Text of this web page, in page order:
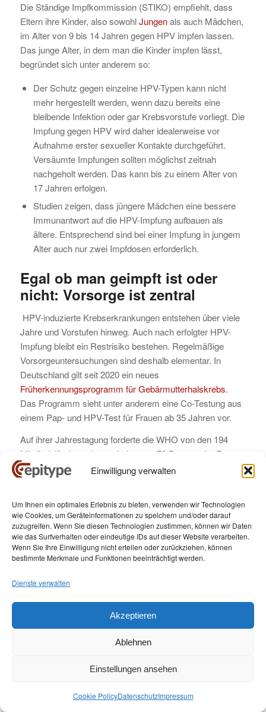
Einwilligung verwalten
Um Ihnen ein optimales Erlebnis zu bieten, verwenden wir Technologien
wie Cookies, um Geräteinformationen zu speichern und/oder darauf
zuzugreifen. Wenn Sie diesen Technologien zustimmen, können wir Daten
wie das Surfverhalten oder eindeutige IDs auf dieser Website verarbeiten.
Wenn Sie Ihre Einwilligung nicht erteilen oder zurückziehen, können
bestimmte Merkmale und Funktionen beeinträchtigt werden.
Dienste verwalten
Akzeptieren
Ablehnen
Einstellungen ansehen
Cookie PolicyDatenschutzImpressum
Die Ständige Impfkommission (STIKO) empfiehlt, dass
Eltern ihre Kinder, also sowohlJungenals auch Mädchen,
im Alter von 9 bis 14 Jahren gegen HPV impfen lassen.
Das junge Alter, in dem man die Kinder impfen lässt,
begründet sich unter anderem so:
Der Schutz gegen einzelne HPV-Typen kann nicht
mehr hergestellt werden, wenn dazu bereits eine
bleibende Infektion oder gar Krebsvorstufe vorliegt. Die
Impfung gegen HPV wird daher idealerweise vor
Aufnahme erster sexueller Kontakte durchgeführt.
Versäumte Impfungen sollten möglichst zeitnah
nachgeholt werden. Das kann bis zu einem Alter von
17 Jahren erfolgen.
Studien zeigen, dass jüngere Mädchen eine bessere
Immunantwort auf die HPV-Impfung aufbauen als
ältere. Entsprechend sind bei einer Impfung in jungem
Alter auch nur zwei Impfdosen erforderlich.
Egal ob man geimpft ist oder
nicht: Vorsorge ist zentral
HPV-induzierte Krebserkrankungen entstehen über viele
Jahre und Vorstufen hinweg. Auch nach erfolgter HPV-
Impfung bleibt ein Restrisiko bestehen. Regelmäßige
Vorsorgeuntersuchungen sind deshalb elementar. In
Deutschland gilt seit 2020 ein neues
Früherkennungsprogramm für Gebärmutterhalskrebs.
Das Programm sieht unter anderem eine Co-Testung aus
einem Pap- und HPV-Test für Frauen ab 35 Jahren vor.
Auf ihrer Jahrestagung forderte die WHO von den 194
Mitgliedsländern, dass mindestens 70 Prozent der Frauen
bis zu ihrem 35. Lebensjahr auf Gebärmutterhalskrebs
getestet werden. Zudem sollen bis 2030 mindestens 90
bevor sie 15 Jahre alt werden.
Systematische Vorsorgeuntersuchungen für Kopf-Hals-
Tumorengibt es in Deutschland bisher nicht. Hier gilt es,
auftretende Beschwerden im Mund- und Rachenbereich
Fragen Sie die Ärztin oder den
Arzt Ihres Vertrauens
Die hier dargestellten Inhalte dienen
allgemeinen Weiterbildung. Sie stellen keine